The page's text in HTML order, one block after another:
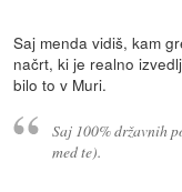
Saj menda vidiš, kam
načrt, ki je realno
bilo to v Muri.
Saj 100% državnih
med te).